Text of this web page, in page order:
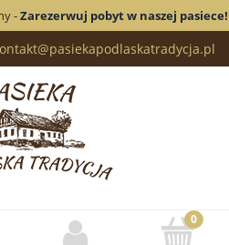
-Zarezerwuj pobyt w naszej pasiece!